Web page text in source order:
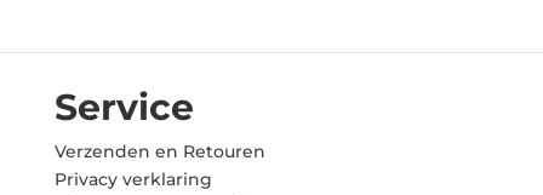
Service
Verzenden en Retouren
Privacy verklaring